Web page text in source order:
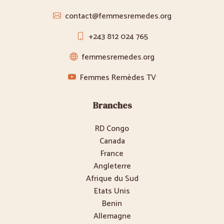
contact@femmesremedes.org
+243 812 024 765
femmesremedes.org
Femmes Remèdes TV
Branches
RD Congo
Canada
France
Angleterre
Afrique du Sud
Etats Unis
Benin
Allemagne